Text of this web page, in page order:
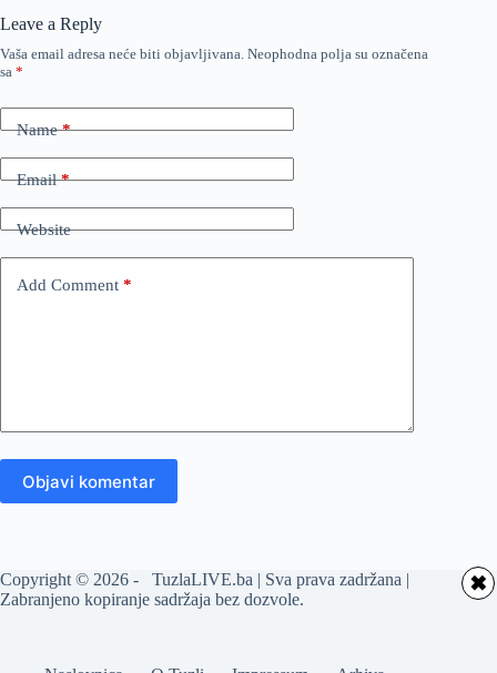
Leave a Reply
Vaša email adresa neće biti objavljivana. Neophodna polja su označena
sa *
Name*
Email*
Website
Add Comment *
Objavi komentar
Copyright © 2026 - TuzlaLIVE.ba | Sva prava zadržana |
Zabranjeno kopiranje sadržaja bez dozvole.
✖